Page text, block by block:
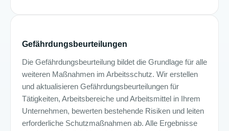
Gefährdungsbeurteilungen
Die Gefährdungsbeurteilung bildet die Grundlage für alle
weiteren Maßnahmen im Arbeitsschutz. Wir erstellen
und aktualisieren Gefährdungsbeurteilungen für
Tätigkeiten, Arbeitsbereiche und Arbeitsmittel in Ihrem
Unternehmen, bewerten bestehende Risiken und leiten
erforderliche Schutzmaßnahmen ab. Alle Ergebnisse